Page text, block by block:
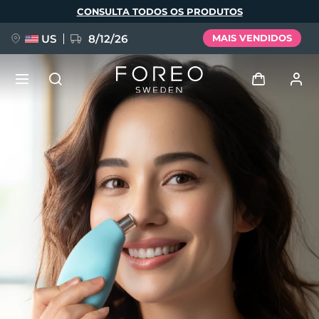
principal
CONSULTA TODOS OS PRODUTOS
US 8/12/26 MAIS VENDIDOS
Entrar
Perfil de usuário
Meus aparelhos
Meus pedidos
Meus endereços
As minhas subscrições
NOVIDADE
FAQ™ Pure Beauty-Tech Elixir
BREAKING NEWS
issa™ Teeth Whitening Set
Idioma
English Deutsch
Español
Français
Italiano
Português
Polski
Svenska
Русский
Türkçe
简体中文 繁體中文